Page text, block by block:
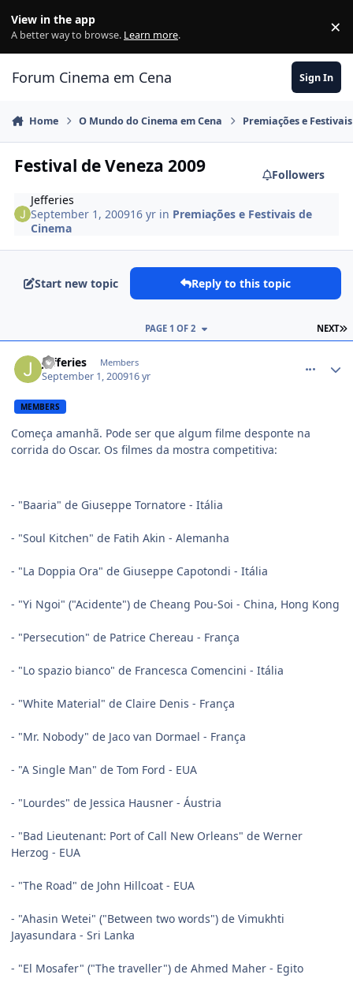
View in the app
A better way to browse. Learn more. ×
Forum Cinema em Cena Sign In
Home O Mundo do Cinema em Cena Premiações e
Festival de Veneza 2009
Followers
Jefferies
September 1, 200916 yr in Premiações e Festivais de
Cinema
Start new topic Reply to this topic
NEXT
PAGE 1 OF 2
Jefferies Members
September 1, 200916 yr
MEMBERS
Começa amanhã. Pode ser que algum filme desponte na
corrida do Oscar. Os filmes da mostra competitiva:
- "Baaria" de Giuseppe Tornatore - Itália
- "Soul Kitchen" de Fatih Akin - Alemanha
- "La Doppia Ora" de Giuseppe Capotondi - Itália
- "Yi Ngoi" ("Acidente") de Cheang Pou-Soi - China, Hong Kong
- "Persecution" de Patrice Chereau - França
- "Lo spazio bianco" de Francesca Comencini - Itália
- "White Material" de Claire Denis - França
- "Mr. Nobody" de Jaco van Dormael - França
- "A Single Man" de Tom Ford - EUA
- "Lourdes" de Jessica Hausner - Áustria
- "Bad Lieutenant: Port of Call New Orleans" de Werner
Herzog - EUA
- "The Road" de John Hillcoat - EUA
- "Ahasin Wetei" ("Between two words") de Vimukhti
Jayasundara - Sri Lanka
- "El Mosafer" ("The traveller") de Ahmed Maher - Egito